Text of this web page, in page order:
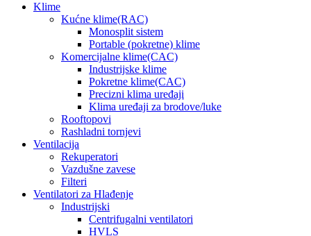
Klime
Kućne klime(RAC)
Monosplit sistem
Portable (pokretne) klime
Komercijalne klime(CAC)
Industrijske klime
Pokretne klime(CAC)
Precizni klima uređaji
Klima uređaji za brodove/luke
Rooftopovi
Rashladni tornjevi
Ventilacija
Rekuperatori
Vazdušne zavese
Filteri
Ventilatori za Hlađenje
Industrijski
Centrifugalni ventilatori
HVLS